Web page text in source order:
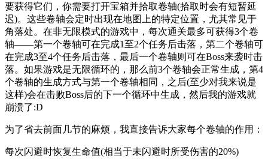
要获得它们，你需要打开宝箱并拾取卷轴(拾取时会有短暂延
迟)。这些卷轴会定时出现在地图上的特定位置，尤其常见于
角落处。在非无限模式的游戏中，每次通关最多可获得3个卷
轴——第一个卷轴可在完成1至2个任务后击落，第二个卷轴可
在完成3至4个任务后击落，最后一个卷轴则可在Boss来袭时击
落。如果游戏是无限循环的，那么前3个卷轴会正常生成，第4
个卷轴的生成方式与第一个卷轴相同，之后(至少对我来说是
这样)会在击败Boss后的下一个循环中生成，然后我的游戏就
崩溃了:D
为了省去前面几节的麻烦，我直接告诉大家每个卷轴的作用：
每次闪避时恢复生命值(相当于未闪避时所受伤害的20%)